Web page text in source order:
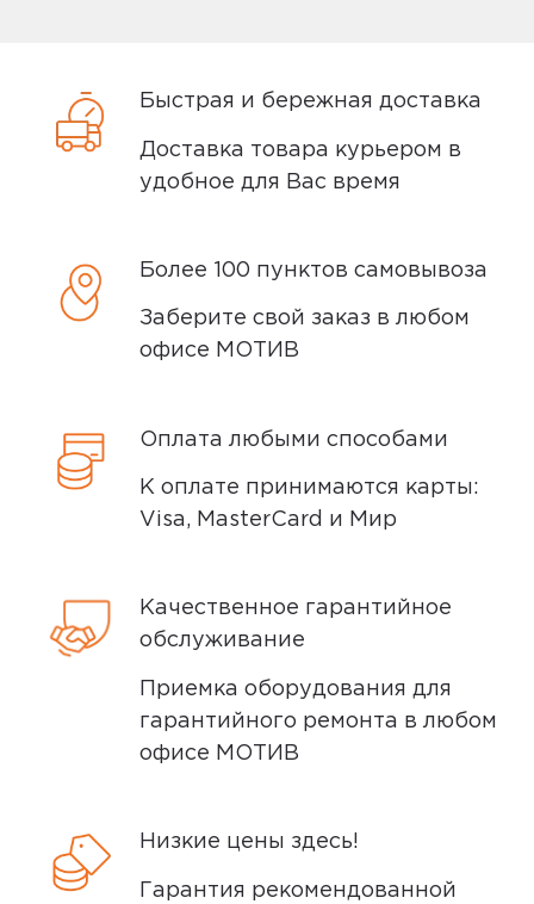
Быстрая и бережная доставка
Доставка товара курьером в
удобное для Вас время
Более 100 пунктов самовывоза
Заберите свой заказ в любом
офисе МОТИВ
Оплата любыми способами
К оплате принимаются карты:
Visa, MasterCard и Мир
Качественное гарантийное
обслуживание
Приемка оборудования для
гарантийного ремонта в любом
офисе МОТИВ
Низкие цены здесь!
Гарантия рекомендованной